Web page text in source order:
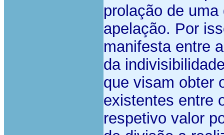
prolação de
apelação. Por
manifesta entre
da
que visam obter
existentes entre
respetivo valor